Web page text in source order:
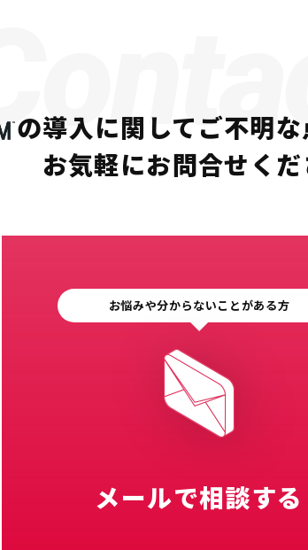
の導入に関して ご不明
お気軽にお問合せく
お悩みや分からないことがある方
メールで相談する